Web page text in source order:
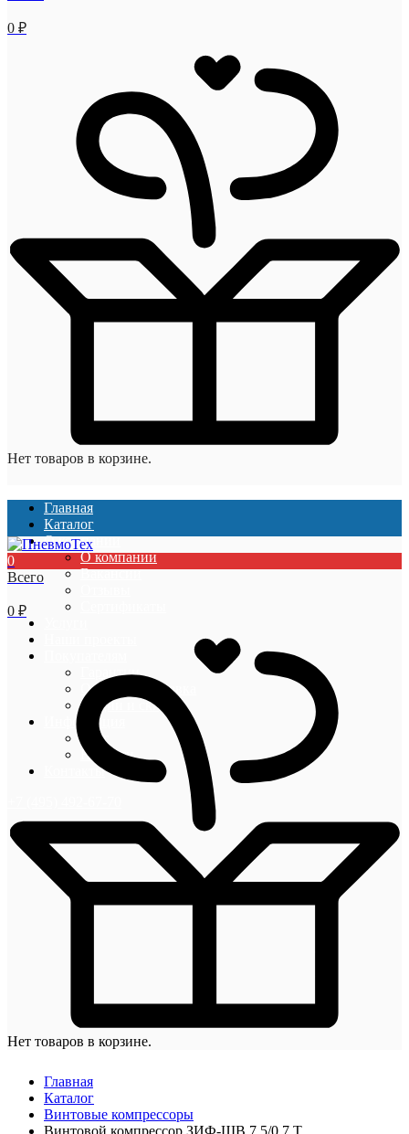
0 ₽
Нет товаров в корзине.
Главная
Каталог
О компании
О компании
Вакансии
Гарантии
Оплата и доставка
Акции и скидки
Информация
Блог
Новости
Контакты
0
Всего
0 ₽
Нет товаров в корзине.
Главная
Каталог
Винтовые компрессоры